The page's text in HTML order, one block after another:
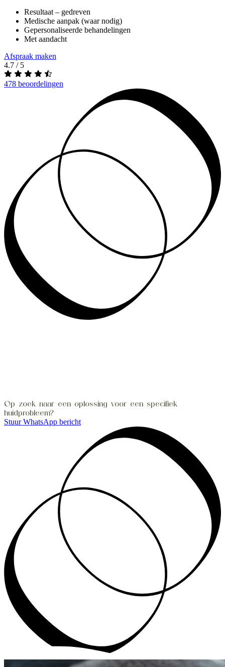
Resultaat – gedreven
Medische aanpak (waar nodig)
Gepersonaliseerde behandelingen
Met aandacht
Afspraak maken
4.7 / 5
478 beoordelingen
Op zoek naar een oplossing voor een specifiek
huidprobleem?
Stuur WhatsApp bericht